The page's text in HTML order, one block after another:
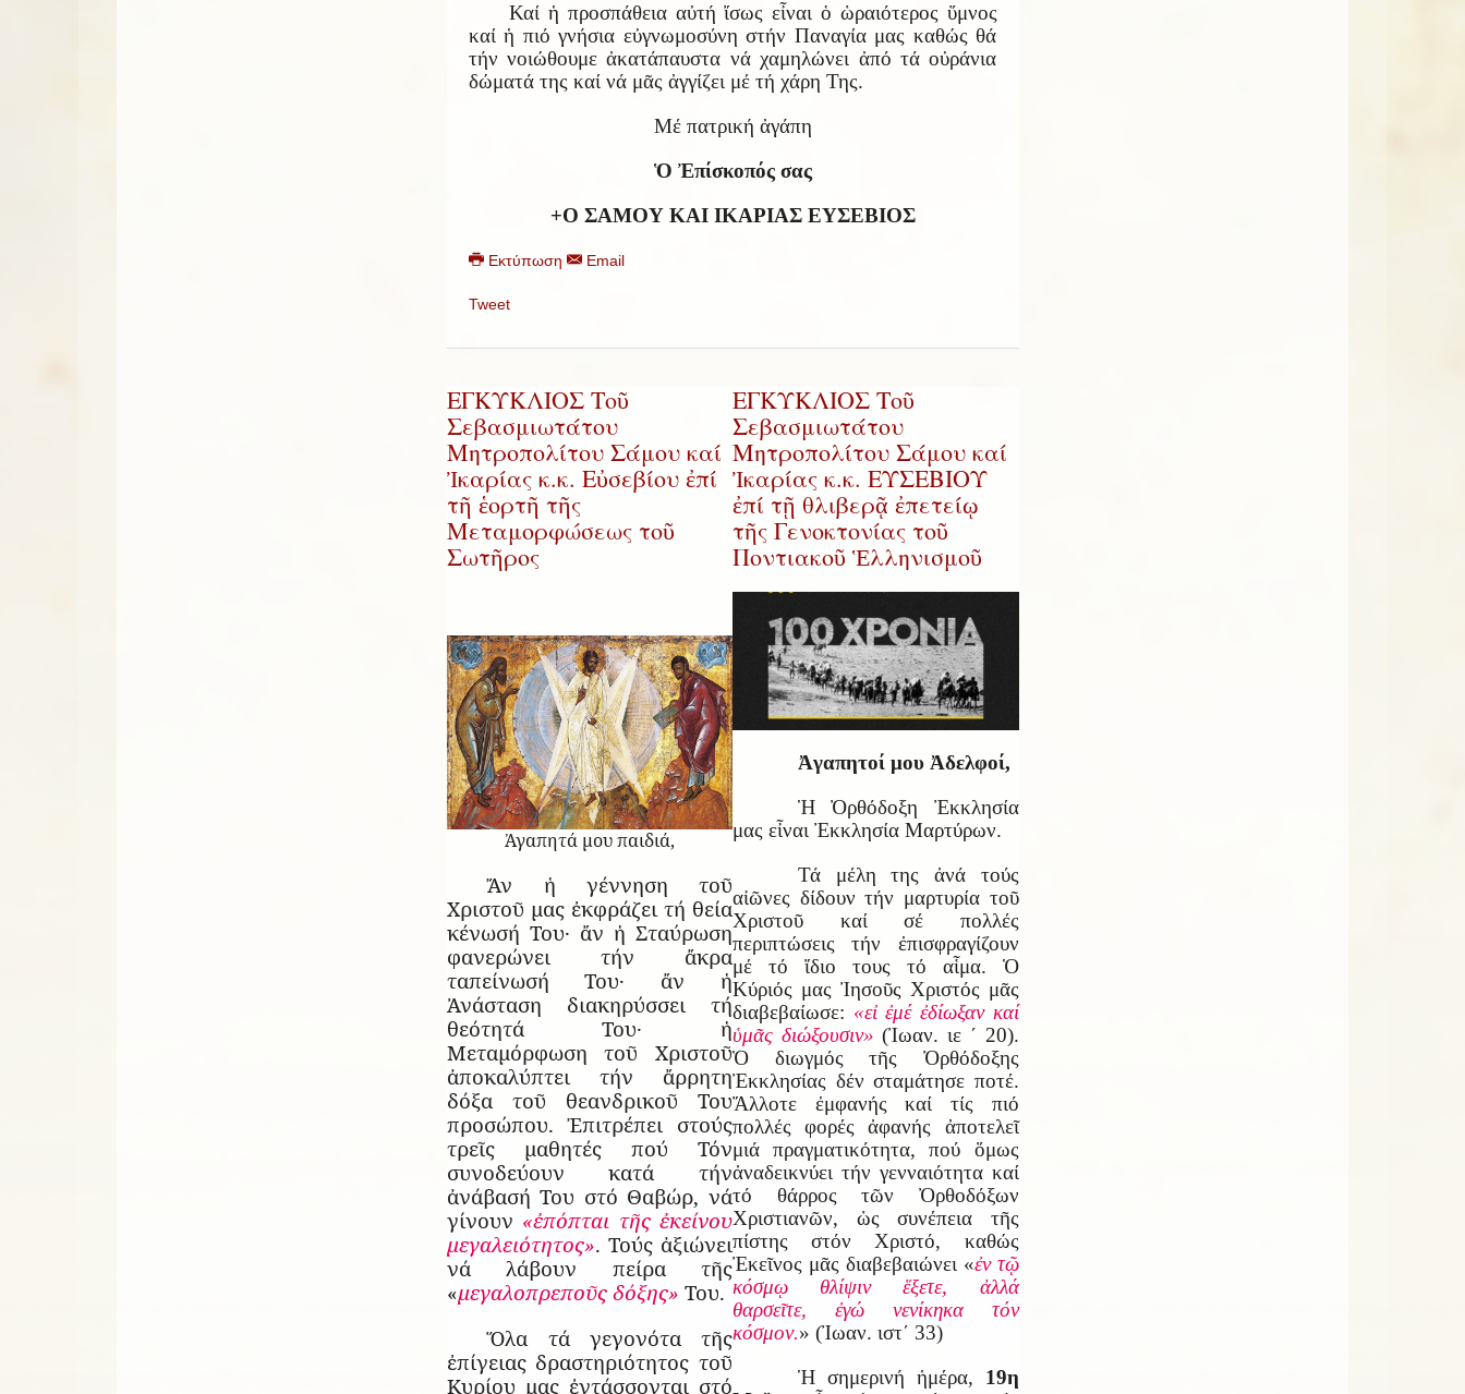
Καί ἡ προσπάθεια αὐτή ἴσως εἶναι ὁ ὡραιότερος ὕμνος
καί ἡ πιό γνήσια εὐγνωμοσύνη στήν Παναγία μας καθώς θά
τήν νοιώθουμε ἀκατάπαυστα νά χαμηλώνει ἀπό τά οὐράνια
δώματά της καί νά μᾶς ἀγγίζει μέ τή χάρη Της.
Μέ πατρική ἀγάπη
Ὁ Ἐπίσκοπός σας
+Ο ΣΑΜΟΥ ΚΑΙ ΙΚΑΡΙΑΣ ΕΥΣΕΒΙΟΣ
Εκτύπωση Email
Tweet
ΕΓΚΥΚΛΙΟΣ Τοῦ
Σεβασμιωτάτου
Μητροπολίτου Σάμου καί
Ἰκαρίας κ.κ. Εὐσεβίου ἐπί
τῆ ἑορτῆ τῆς
Μεταμορφώσεως τοῦ
Σωτῆρος
Ἀγαπητά μου παιδιά,
Ἄν ἡ γέννηση τοῦ
Χριστοῦ μας ἐκφράζει τή θεία
κένωσή Του· ἄν ἡ Σταύρωση
φανερώνει τήν ἄκρα
ταπείνωσή Του· ἄν ἡ
Ἀνάσταση διακηρύσσει τή
θεότητά Του· ἡ
Μεταμόρφωση τοῦ Χριστοῦ
ἀποκαλύπτει τήν ἄρρητη
δόξα τοῦ θεανδρικοῦ Του
προσώπου. Ἐπιτρέπει στούς
τρεῖς μαθητές πού Τόν
συνοδεύουν κατά τήν
ἀνάβασή Του στό Θαβώρ, νά
γίνουν «ἐπόπται τῆς ἐκείνου
μεγαλειότητος». Τούς ἀξιώνει
νά λάβουν πείρα τῆς
«μεγαλοπρεποῦς δόξης» Του.
Ὅλα τά γεγονότα τῆς
ἐπίγειας δραστηριότητος τοῦ
Κυρίου μας ἐντάσσονται στό
ΕΓΚΥΚΛΙΟΣ Τοῦ
Σεβασμιωτάτου
Μητροπολίτου Σάμου καί
Ἰκαρίας κ.κ. ΕΥΣΕΒΙΟΥ
ἐπί τῇ θλιβερᾷ ἐπετείῳ
τῆς Γενοκτονίας τοῦ
Ποντιακοῦ Ἑλληνισμοῦ
Ἀγαπητοί μου Ἀδελφοί,
Ἡ Ὀρθόδοξη Ἐκκλησία
μας εἶναι Ἐκκλησία Μαρτύρων.
Τά μέλη της ἀνά τούς
αἰῶνες δίδουν τήν μαρτυρία τοῦ
Χριστοῦ καί σέ πολλές
περιπτώσεις τήν ἐπισφραγίζουν
μέ τό ἴδιο τους τό αἷμα. Ὁ
Κύριός μας Ἰησοῦς Χριστός μᾶς
διαβεβαίωσε: «εἰ ἐμέ ἐδίωξαν καί
ὑμᾶς διώξουσιν»(Ἰωαν. ιε ΄ 20).
Ὁ διωγμός τῆς Ὀρθόδοξης
Ἐκκλησίας δέν σταμάτησε ποτέ.
Ἄλλοτε ἐμφανής καί τίς πιό
πολλές φορές ἀφανής ἀποτελεῖ
μιά πραγματικότητα, πού ὅμως
ἀναδεικνύει τήν γενναιότητα καί
τό θάρρος τῶν Ὀρθοδόξων
Χριστιανῶν, ὡς συνέπεια τῆς
πίστης στόν Χριστό, καθώς
Ἐκεῖνος μᾶς διαβεβαιώνει «ἐν τῷ
κόσμῳ θλίψιν ἕξετε, ἀλλά
θαρσεῖτε, ἐγώ νενίκηκα τόν
κόσμον.» (Ἰωαν. ιστ΄ 33)
Ἡ σημερινή ἡμέρα, 19η